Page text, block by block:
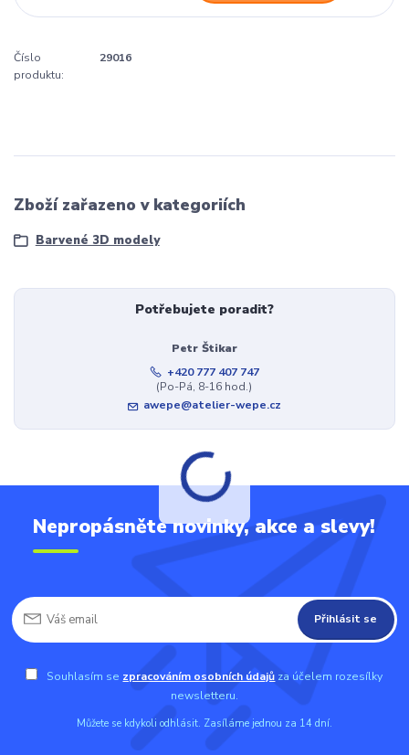
Číslo
produktu:
29016
Zboží zařazeno v kategoriích
Barvené 3D modely
Potřebujete poradit?
Petr Štikar
+420 777 407 747
(Po-Pá, 8-16 hod.)
awepe@atelier-wepe.cz
Nepropásněte novinky, akce a slevy!
Přihlásit se
Souhlasím se zpracováním osobních údajů za účelem rozesílky
newsletteru.
Můžete se kdykoli odhlásit. Zasíláme jednou za 14 dní.